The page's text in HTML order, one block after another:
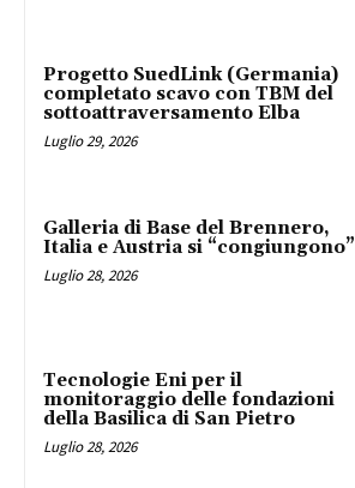
Progetto SuedLink (Germania)
completato scavo con TBM del
sottoattraversamento Elba
Luglio 29, 2026
Galleria di Base del Brennero,
Italia e Austria si “congiungono”
Luglio 28, 2026
Tecnologie Eni per il
monitoraggio delle fondazioni
della Basilica di San Pietro
Luglio 28, 2026